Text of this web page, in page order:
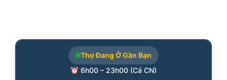
Thợ Đang Ở Gần Bạn
6h00 – 23h00 (Cả CN)